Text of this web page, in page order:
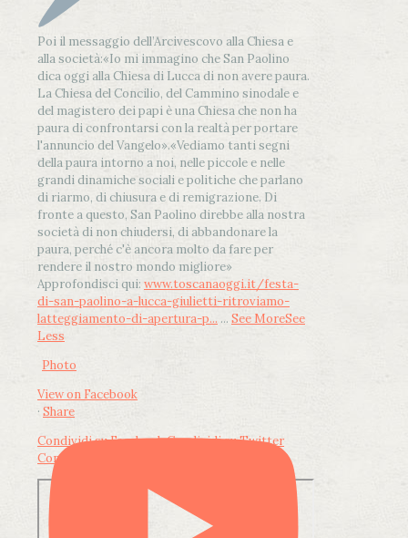
Poi il messaggio dell’Arcivescovo alla Chiesa e
alla società:«Io mi immagino che San Paolino
dica oggi alla Chiesa di Lucca di non avere paura.
La Chiesa del Concilio, del Cammino sinodale e
del magistero dei papi è una Chiesa che non ha
paura di confrontarsi con la realtà per portare
l'annuncio del Vangelo».«Vediamo tanti segni
della paura intorno a noi, nelle piccole e nelle
grandi dinamiche sociali e politiche che parlano
di riarmo, di chiusura e di remigrazione. Di
fronte a questo, San Paolino direbbe alla nostra
società di non chiudersi, di abbandonare la
paura, perché c'è ancora molto da fare per
rendere il nostro mondo migliore»
Approfondisci qui: www.toscanaoggi.it/festa-
di-san-paolino-a-lucca-giulietti-ritroviamo-
latteggiamento-di-apertura-p... ... See MoreSee
Less
Photo
View on Facebook
· Share
Condividi su FacebookCondividi su Twitter
Condividi su LinkedIn